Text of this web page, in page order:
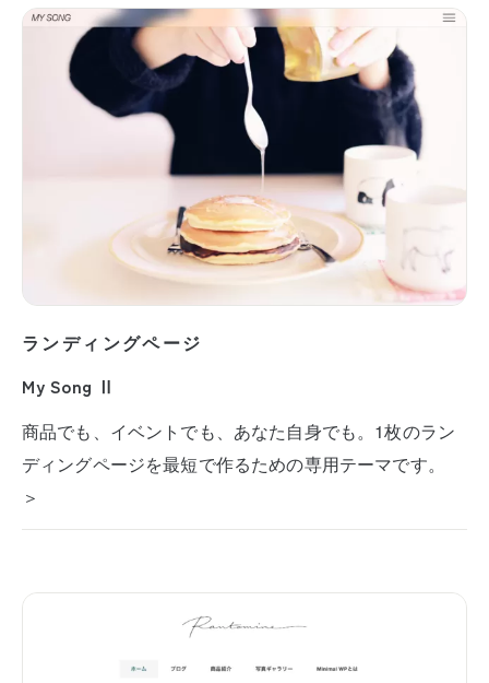
ランディングページ
My Song Ⅱ
商品でも、イベントでも、あなた自身でも。1枚のラン
ディングページを最短で作るための専用テーマです。
＞